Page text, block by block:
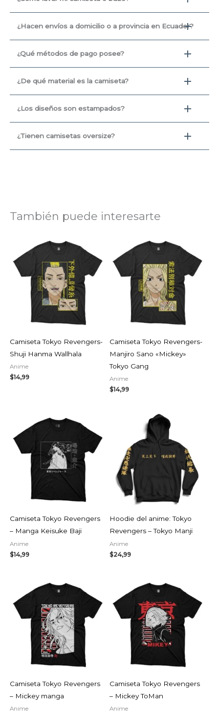
¿Hacen envíos a domicilio o a provincia en Ecuador?
¿Qué métodos de pago posee?
¿De qué material es la camiseta?
¿Los diseños son estampados?
¿Tienen camisetas oversize?
También puede interesarte
Camiseta Tokyo Revengers-
Shuji Hanma Wallhala
Anime
$14,99
Camiseta Tokyo Revengers-
Manjiro Sano «Mickey»
Tokyo Gang
Anime
$14,99
Camiseta Tokyo Revengers
– Manga Keisuke Baji
Anime
$14,99
Hoodie del anime: Tokyo
Revengers – Tokyo Manji
Anime
$24,99
Camiseta Tokyo Revengers
– Mickey manga
Anime
Camiseta Tokyo Revengers
– Mickey ToMan
Anime